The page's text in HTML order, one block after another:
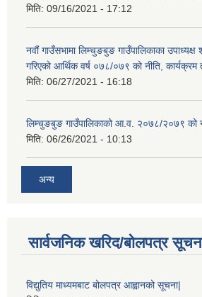
मिति: 09/16/2021 - 17:12
नवौं गाउँसभामा लिम्चुङबुङ गाउँपालिकाका उपाध्यक्ष
गरिएको आर्थिक वर्ष ०७८/०७९ को नीति,
मिति: 06/27/2021 - 16:18
लिम्चुङबुङ गाउँपालिकाको आ.व. २०७८/२०७९ को
मिति: 06/26/2021 - 10:13
अन्य
सार्वजनिक खरिद/बोलपत्र
विद्युतिय माध्यमबाट बोलपत्र आह्वानको सूचना|